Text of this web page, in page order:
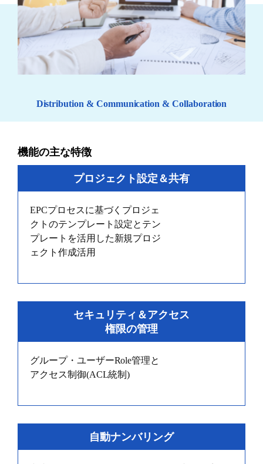
Distribution & Communication & Collaboration
機能の主な特徴
プロジェクト設定＆共有
EPCプロセスに基づくプロジェ
クトのテンプレート設定とテン
プレートを活用した新規プロジ
ェクト作成活用
セキュリティ＆アクセス
権限の管理
グループ・ユーザーRole管理と
アクセス制御(ACL統制)
自動ナンバリング